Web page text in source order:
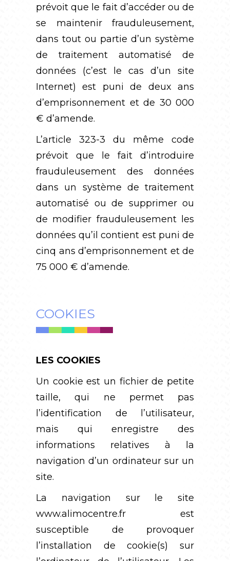
prévoit que le fait d’accéder ou de
se maintenir frauduleusement,
dans tout ou partie d’un système
de traitement automatisé de
données (c’est le cas d’un site
Internet) est puni de deux ans
d’emprisonnement et de 30 000
€ d’amende.
L’article 323-3 du même code
prévoit que le fait d’introduire
frauduleusement des données
dans un système de traitement
automatisé ou de supprimer ou
de modifier frauduleusement les
données qu’il contient est puni de
cinq ans d’emprisonnement et de
75 000 € d’amende.
COOKIES
LES COOKIES
Un cookie est un fichier de petite
taille, qui ne permet pas
l’identification de l’utilisateur,
mais qui enregistre des
informations relatives à la
navigation d’un ordinateur sur un
site.
La navigation sur le site
www.alimocentre.fr est
susceptible de provoquer
l’installation de cookie(s) sur